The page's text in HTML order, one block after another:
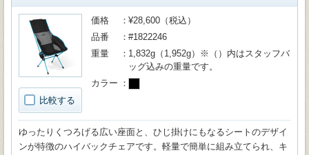
比較する
価格
¥28,600（税込）
品番
#1822246
重量
1,832g（1,952g）※（）内はスタッフバ
ッグ込みの重量です。
カラー
ゆったりくつろげる広い座面と、ひじ掛けにもなるシートのデザイ
ンが特徴のハイバックチェアです。軽量で簡単に組み立てられ、キ